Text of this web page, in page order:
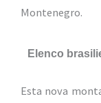
Montenegro.
Elenco
Esta nova